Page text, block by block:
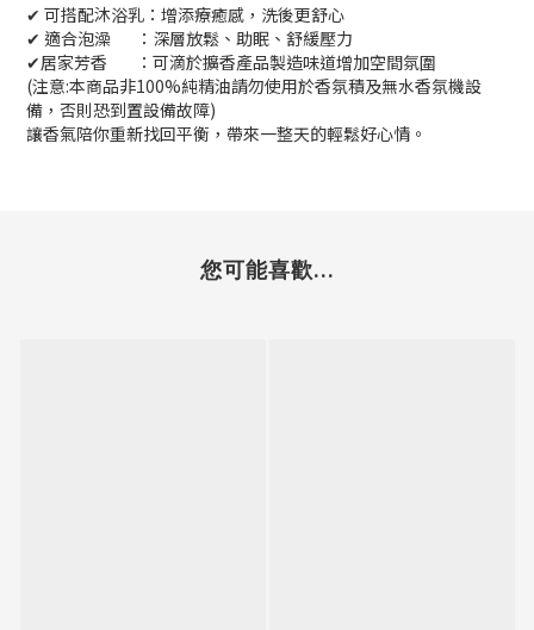
✔ 可搭配沐浴乳：增添療癒感，洗後更舒心
✔ 適合泡澡 ：深層放鬆、助眠、舒緩壓力
✔居家芳香 ：可滴於擴香產品製造味道增加空間氛圍
(注意:本商品非100%純精油請勿使用於香氛積及無水香氛機設
備，否則恐到置設備故障)
讓香氣陪你重新找回平衡，帶來一整天的輕鬆好心情。
您可能喜歡...